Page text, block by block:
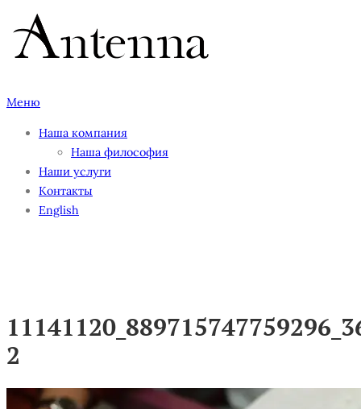
Перейти
содержимому
Меню
Наша компания
Наша философия
Наши услуги
Контакты
English
2